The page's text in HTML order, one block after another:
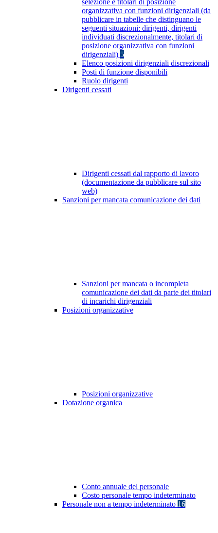
selezione e titolari di posizione
organizzativa con funzioni dirigenziali (da
pubblicare in tabelle che distinguano le
seguenti situazioni: dirigenti, dirigenti
individuati discrezionalmente, titolari di
posizione organizzativa con funzioni
dirigenziali) 5
Elenco posizioni dirigenziali discrezionali
Posti di funzione disponibili
Ruolo dirigenti
Dirigenti cessati
Dirigenti cessati dal rapporto di lavoro
(documentazione da pubblicare sul sito
web)
Sanzioni per mancata comunicazione dei dati
Sanzioni per mancata o incompleta
comunicazione dei dati da parte dei titolari
di incarichi dirigenziali
Posizioni organizzative
Posizioni organizzative
Dotazione organica
Conto annuale del personale
Costo personale tempo indeterminato
Personale non a tempo indeterminato 16